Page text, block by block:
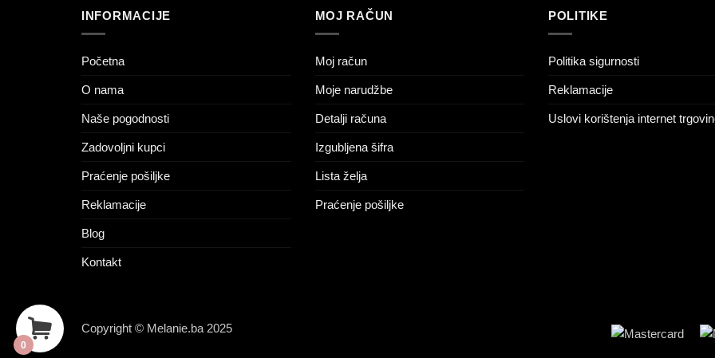
INFORMACIJE
Početna
O nama
Naše pogodnosti
Zadovoljni kupci
Praćenje pošiljke
Reklamacije
Blog
Kontakt
MOJ RAČUN
Moj račun
Moje narudžbe
Detalji računa
Izgubljena šifra
Lista želja
Praćenje pošiljke
POLITIKE
Politika sigurnosti
Reklamacije
Uslovi korištenja internet
Copyright © Melanie.ba 2025
0